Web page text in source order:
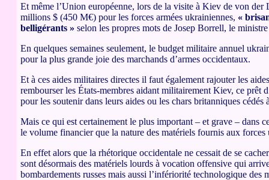
Et même l’Union européenne, lors de la visite à Kiev de von
millions $ (450 M€) pour les forces armées ukrainiennes, «
belligérants » selon les propres mots de Josep Borrell, le
En quelques semaines seulement, le budget militaire annuel
pour la plus grande joie des marchands d’armes occidentaux.
Et à ces aides militaires directes il faut également rajouter les
rembourser les États-membres aidant militairement Kiev, ce prêt
pour les soutenir dans leurs aides ou les chars britanniques
Mais ce qui est certainement le plus important – et grave – dans
le volume financier que la nature des matériels fournis aux forces
En effet alors que la rhétorique occidentale ne cessait de se
sont désormais des matériels lourds à vocation offensive qui
bombardements russes mais aussi l’infériorité technologique des